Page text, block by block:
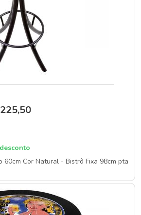
,50
60cm Cor Natural - Bistrô Fixa 98cm pta